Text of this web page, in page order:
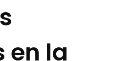
en la